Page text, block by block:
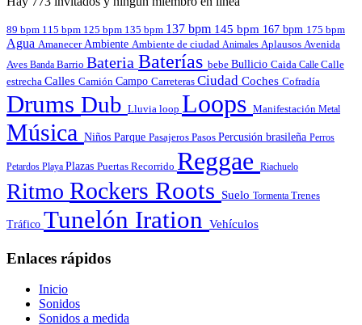
89 bpm 115 bpm 125 bpm 135 bpm 137 bpm 145 bpm 167 bpm 175 bpm
Agua Amanecer Ambiente Ambiente de ciudad Animales Aplausos Avenida
Aves Banda Barrio Bateria Baterías bebe Bullicio Caida Calle Calle
estrecha Calles Camión Campo Carreteras Ciudad Coches Cofradía
Drums Dub Lluvia loop Loops Manifestación Metal
Música Niños Parque Pasajeros Pasos Percusión brasileña Perros
Petardos Playa Plazas Puertas Recorrido Reggae Riachuelo
Ritmo Rockers Roots Suelo Tormenta Trenes
Tráfico Tunelón Iration Vehículos
Enlaces rápidos
Inicio
Sonidos
Sonidos a medida